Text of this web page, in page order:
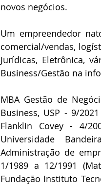
novos negócios.
Um empreendedor
comercial/vendas,
Jurídicas, Eletrônica,
Business/Gestão na
MBA Gestão de
Business, USP - 9/
Flanklin Covey - 4/
Universidade
Administração de
1/1989 a 12/1991
Fundação Instituto